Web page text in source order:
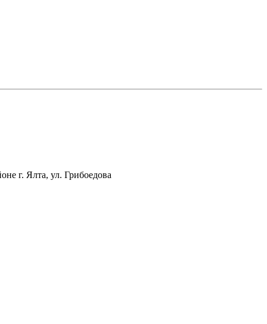
г. Ялта, ул. Грибоедова